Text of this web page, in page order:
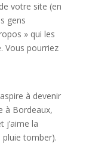
votre site (en
gens
» qui les
Vous pourriez
à devenir
à Bordeaux,
j’aime la
pluie tomber).